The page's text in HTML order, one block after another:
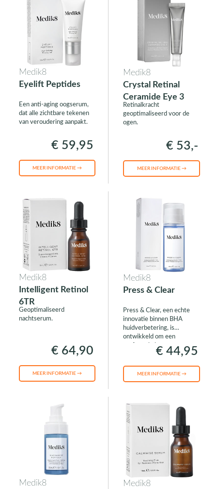
Medik8
Eyelift Peptides
Een anti-aging oogserum,
dat alle zichtbare tekenen
van veroudering aanpakt.
€ 59,95
MEER INFORMATIE →
Medik8
Crystal Retinal
Ceramide Eye 3
Retinalkracht
geoptimaliseerd voor de
ogen.
€ 53,-
MEER INFORMATIE →
Medik8
Intelligent Retinol
6TR
Geoptimaliseerd
nachtserum.
€ 64,90
MEER INFORMATIE →
Medik8
Press & Clear
Press & Clear, een echte
innovatie binnen BHA
huidverbetering, is
ontwikkeld om een
perfecte balans te
behouden tussen kracht en
€ 44,95
MEER INFORMATIE →
Medik8
Medik8